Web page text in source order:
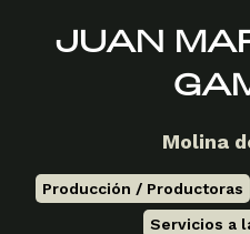
JUAN
Molina
Producción / Productoras
Servicios a